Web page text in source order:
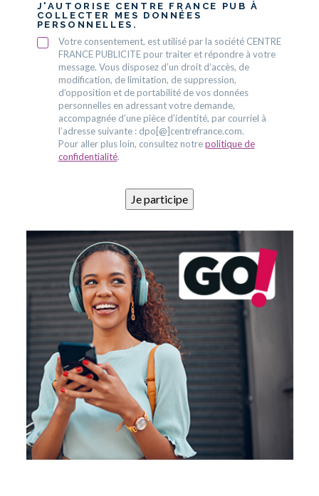
J'AUTORISE CENTRE FRANCE PUB À
COLLECTER MES DONNÉES
PERSONNELLES.
Votre consentement, est utilisé par la société CENTRE
FRANCE PUBLICITE pour traiter et répondre à votre
message. Vous disposez d’un droit d’accès, de
modification, de limitation, de suppression,
d’opposition et de portabilité de vos données
personnelles en adressant votre demande,
accompagnée d’une pièce d’identité, par courriel à
l’adresse suivante : dpo[@]centrefrance.com.
Pour aller plus loin, consultez notrepolitique de
confidentialité.